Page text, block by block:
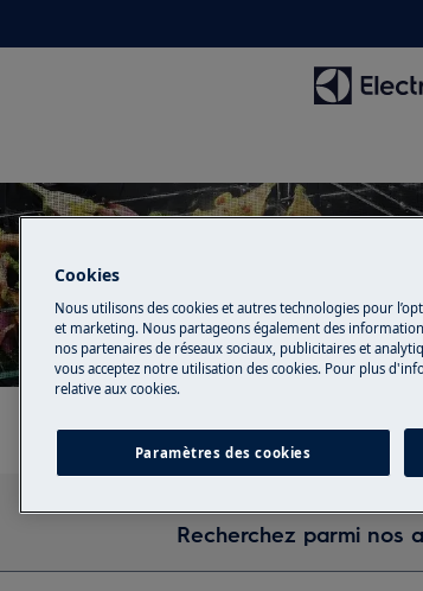
Soutien
Recherchez parmi nos
Cookies
Nous utilisons des cookies et autres technologies pour
et marketing. Nous partageons également des
nos partenaires de réseaux sociaux, publicitaires et
vous acceptez notre utilisation des cookies. Pour plus
relative aux cookies.
Paramètres des cookies